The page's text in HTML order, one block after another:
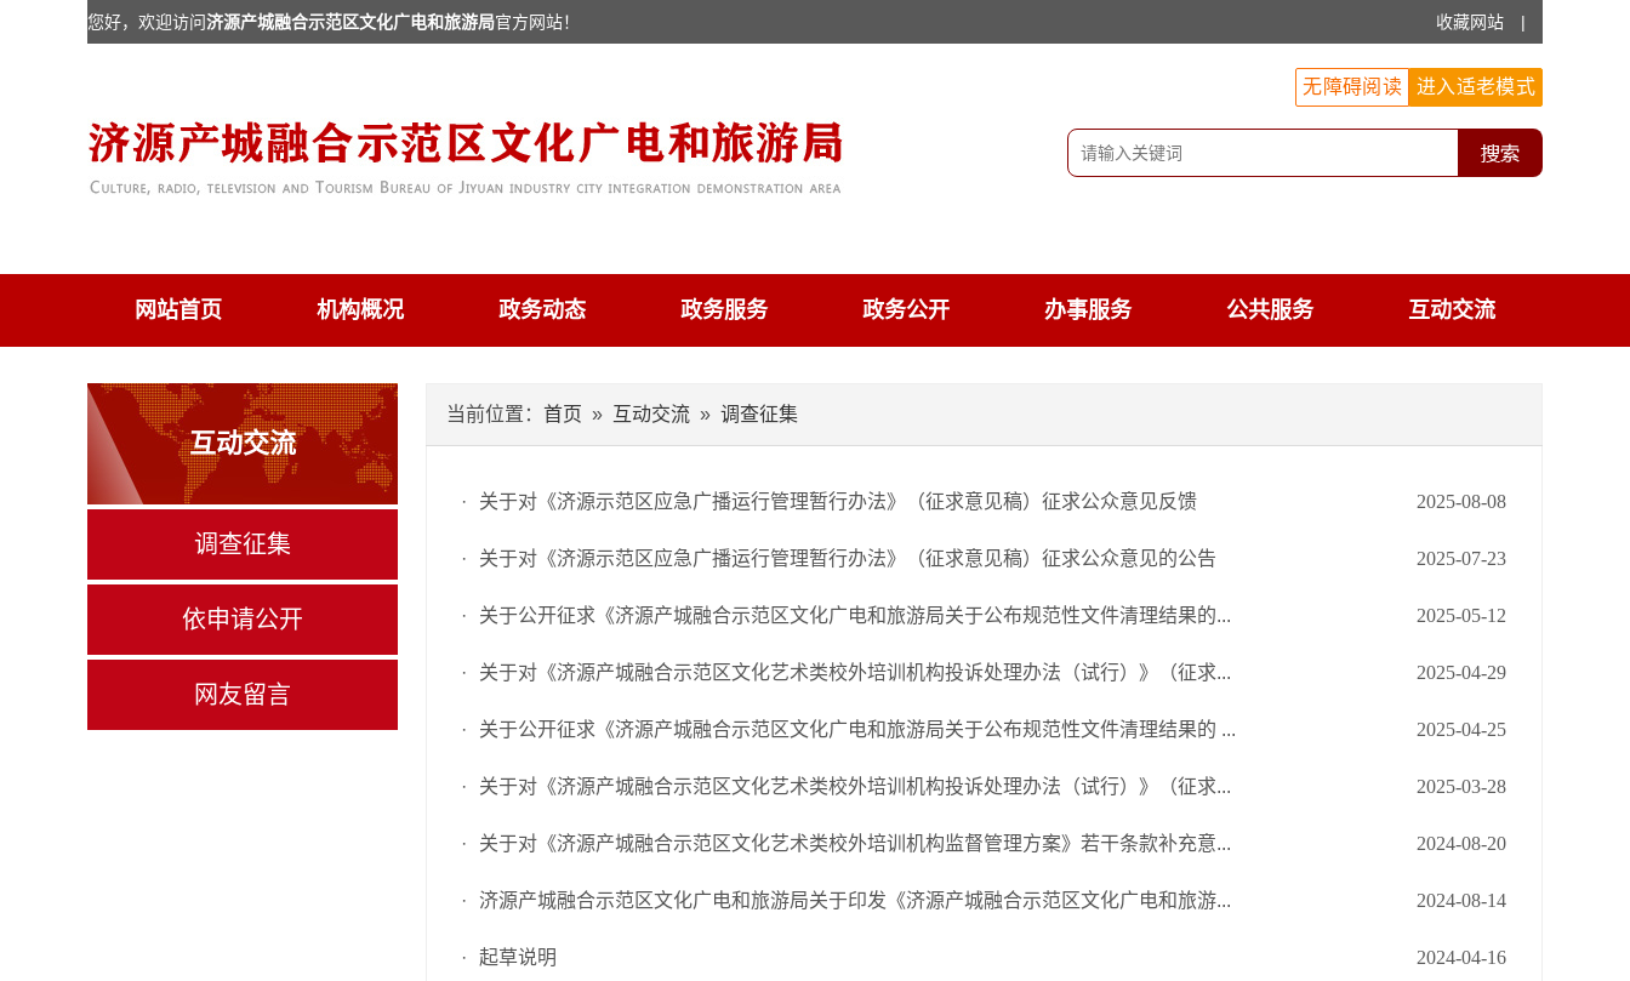
您好，欢迎访问济源产城融合示范区文化广电和旅游局官方网站！ 收藏网站 |
进入适老模式
无障碍阅读
网站首页 机构概况 政务动态 政务服务 政务公开 办事服务 公共服务 互动交流
互动交流
调查征集
依申请公开
网友留言
当前位置： 首页 » 互动交流 » 调查征集
· 关于对《济源示范区应急广播运行管理暂行办法》（征求意见稿）征求公众意见反馈 2025-08-08
· 关于对《济源示范区应急广播运行管理暂行办法》（征求意见稿）征求公众意见的公告 2025-07-23
· 关于公开征求《济源产城融合示范区文化广电和旅游局关于公布规范性文件清理结果的... 2025-05-12
· 关于对《济源产城融合示范区文化艺术类校外培训机构投诉处理办法（试行）》（征求... 2025-04-29
· 关于公开征求《济源产城融合示范区文化广电和旅游局关于公布规范性文件清理结果的 ... 2025-04-25
· 关于对《济源产城融合示范区文化艺术类校外培训机构投诉处理办法（试行）》（征求... 2025-03-28
· 关于对《济源产城融合示范区文化艺术类校外培训机构监督管理方案》若干条款补充意... 2024-08-20
· 济源产城融合示范区文化广电和旅游局关于印发《济源产城融合示范区文化广电和旅游... 2024-08-14
· 起草说明 2024-04-16